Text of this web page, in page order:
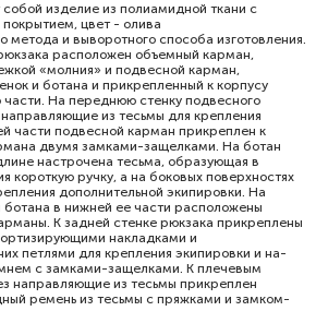
изделие из полиамидной ткани с
цвет - олива
метода и выворотно­го способа изготовления.
расположен объемный карман,
«молния» и подвесной карман,
и ботана и прикрепленный к корпусу
части. На переднюю стенку подвесного
из тесьмы для крепления
части подвесной карман прикреплен к
двумя замками-защелками. На ботан
настрочена тесьма, образующая в
короткую ручку, а на боковых поверхностях
дополнительной экипи­ровки. На
ботана в нижней ее части расположены
К задней стенке рюкзака прикреплены
накладками и
петлями для крепления экипировки и на­
с замками-защелками. К плечевым
направляющие из тесьмы прикреплен
ремень из тесьмы с пряжками и замком-